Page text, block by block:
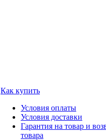
Как купить
Условия оплаты
Условия доставки
Гарантия на товар и
товара